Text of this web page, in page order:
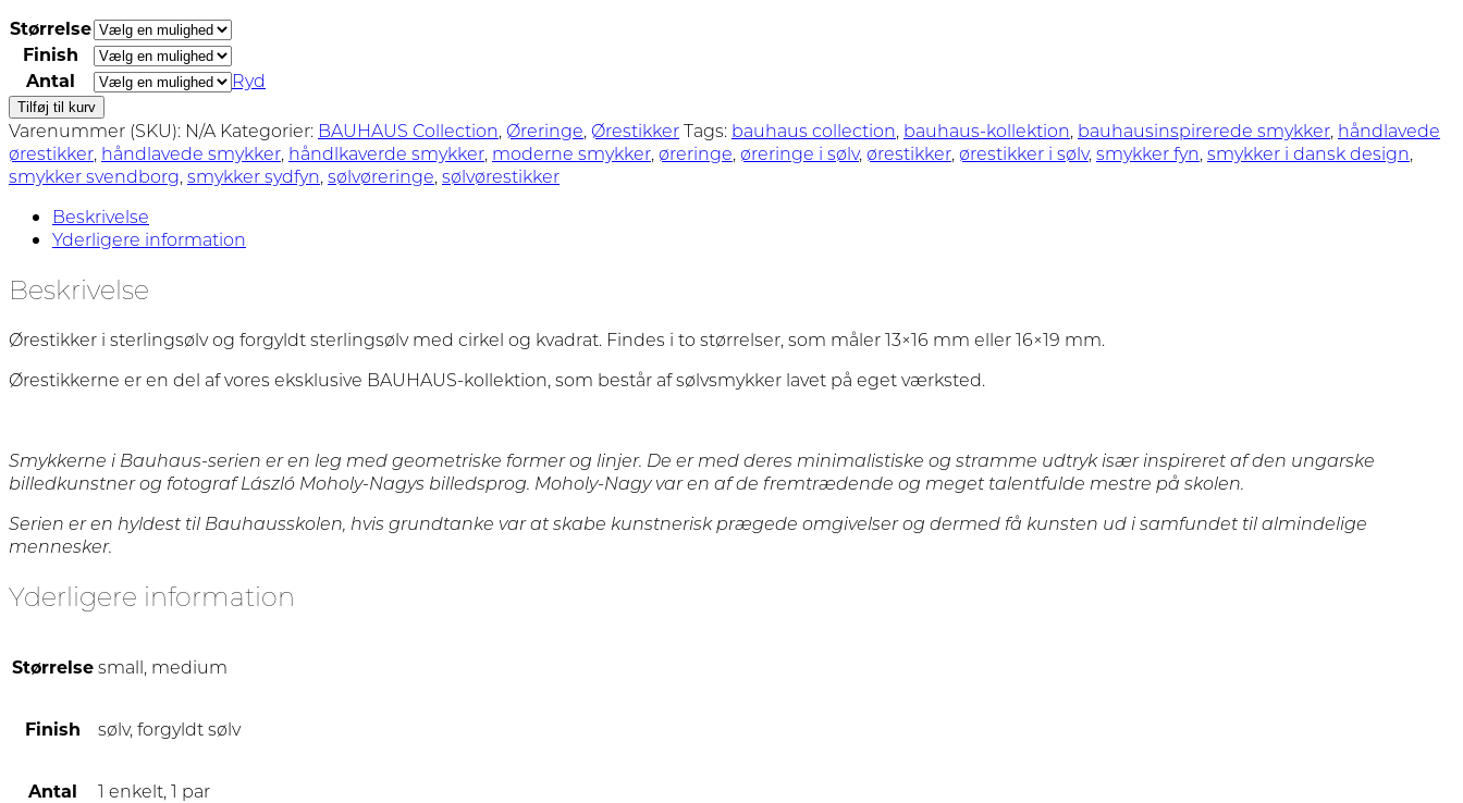
til
1.000,00 kr.
Størrelse
Finish
Antal
Ryd
Circle
and
Square
-
antal
Tilføj til kurv
Varenummer (SKU): N/A Kategorier: BAUHAUS Collection, Øreringe, ØrestikkerTags: bauhaus collection, bauhaus-kollektion, bauhausinspirerede smykker, håndlavede
ørestikker, håndlavede smykker, håndlkaverde smykker, moderne smykker, øreringe, øreringe i sølv, ørestikker, ørestikker i sølv, smykker fyn, smykker i dansk design,
smykker svendborg, smykker sydfyn, sølvøreringe, sølvørestikker
Beskrivelse
Yderligere information
Beskrivelse
Ørestikker i sterlingsølv og forgyldt sterlingsølv med cirkel og kvadrat. Findes i to størrelser, som måler 13×16 mm eller 16×19 mm.
Ørestikkerne er en del af vores eksklusive BAUHAUS-kollektion, som består af sølvsmykker lavet på eget værksted.
Smykkerne i Bauhaus-serien er en leg med geometriske former og linjer. De er med deres minimalistiske og stramme udtryk især inspireret af den ungarske
billedkunstner og fotograf László Moholy-Nagys billedsprog. Moholy-Nagy var en af de fremtrædende og meget talentfulde mestre på skolen.
Serien er en hyldest til Bauhausskolen, hvis grundtanke var at skabe kunstnerisk prægede omgivelser og dermed få kunsten ud i samfundet til almindelige
mennesker.
Yderligere information
Størrelsesmall, medium
Finish sølv, forgyldt sølv
Antal 1 enkelt, 1 par